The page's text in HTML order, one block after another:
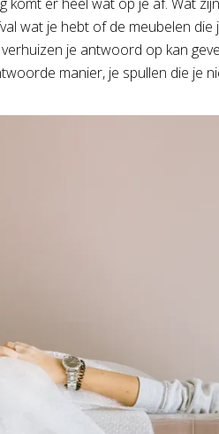
wat je hebt of de meubelen
je antwoord op kan
manier, je spullen die je